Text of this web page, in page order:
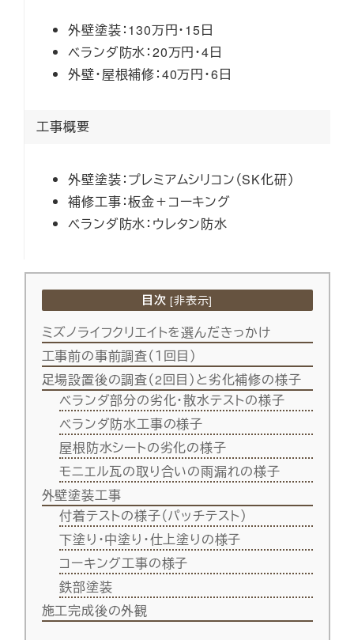
外壁塗装：130万円・15日
ベランダ防水：20万円・4日
外壁・屋根補修：40万円・6日
工事概要
外壁塗装：プレミアムシリコン（SK化研）
補修工事：板金＋コーキング
ベランダ防水：ウレタン防水
目次 [非表示]
ミズノライフクリエイトを選んだきっかけ
工事前の事前調査（１回目）
足場設置後の調査（2回目）と劣化補修の様子
ベランダ部分の劣化・散水テストの様子
ベランダ防水工事の様子
屋根防水シートの劣化の様子
モニエル瓦の取り合いの雨漏れの様子
外壁塗装工事
付着テストの様子（パッチテスト）
下塗り・中塗り・仕上塗りの様子
コーキング工事の様子
鉄部塗装
施工完成後の外観